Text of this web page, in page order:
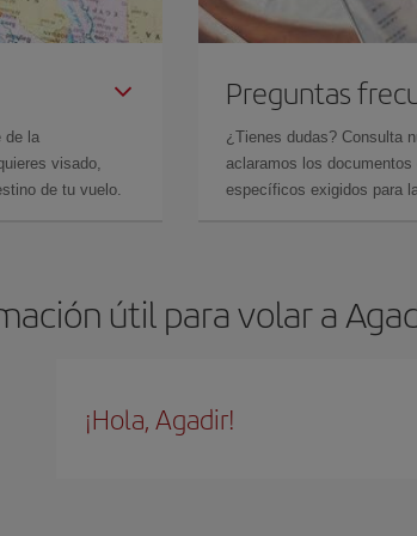
de la
visado,
de tu vuelo.
Preguntas
¿Tienes dudas? Consulta
aclaramos los
específicos exigidos para
útil para volar a
¡Hola, Agadir!